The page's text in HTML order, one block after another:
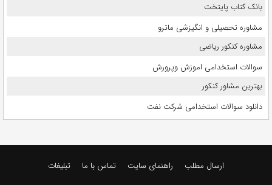
بانک کتاب پایتخت
مشاوره تحصیلی و انگیزشی ماترو
مشاوره کنکور ریاضی
سوالات استخدامی اموزش وپرورش
بهترین مشاور کنکور
دانلود سوالات استخدامی شرکت نفت
ارسال مطلب راهنمای سایت تماس با ما تبلیغات